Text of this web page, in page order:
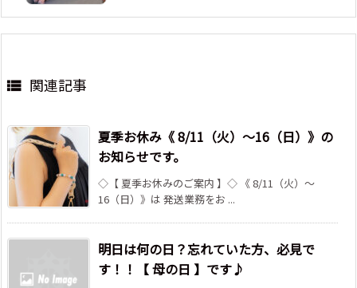
 関連記事
夏季お休み《 8/11（火）～16（日）》の
お知らせです。
◇【 夏季お休みのご案内 】◇ 《 8/11（火）～
16（日）》は 発送業務をお ...
明日は何の日？忘れていた方、必見で
す！！【 母の日 】です♪